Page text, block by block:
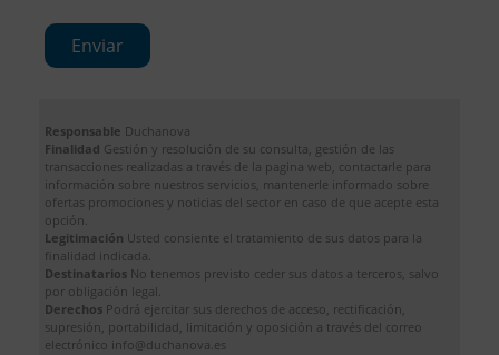
Responsable Duchanova
Finalidad Gestión y resolución de su consulta, gestión de las
transacciones realizadas a través de la pagina web, contactarle para
información sobre nuestros servicios, mantenerle informado sobre
ofertas promociones y noticias del sector en caso de que acepte esta
opción.
Legitimación Usted consiente el tratamiento de sus datos para la
finalidad indicada.
Destinatarios No tenemos previsto ceder sus datos a terceros, salvo
por obligación legal.
Derechos Podrá ejercitar sus derechos de acceso, rectificación,
supresión, portabilidad, limitación y oposición a través del correo
electrónico info@duchanova.es